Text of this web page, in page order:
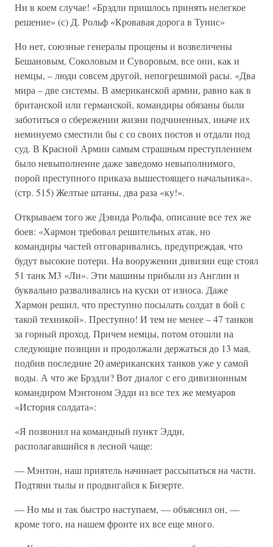
Ни в коем случае! «Брэдли пришлось принять нелегкое
решение» (с) Д. Рольф «Кровавая дорога в Тунис»
Но нет, союзные генералы прощены и возвеличены
Бешановым, Соколовым и Суворовым, все они, как и
немцы, – люди совсем другой, непогрешимой расы. «Два
мира – две системы. В американской армии, равно как в
британской или германской, командиры обязаны были
заботиться о сбережении жизни подчиненных, иначе их
неминуемо сместили бы с со своих постов и отдали под
суд. В Красной Армии самым страшным преступлением
было невыполнение даже заведомо невыполнимого,
порой преступного приказа вышестоящего начальника».
(стр. 515) Желтые штаны, два раза «ку!».
Открываем того же Дэвида Рольфа, описание все тех же
боев: «Хармон требовал решительных атак, но
командиры частей отговаривались, предупреждая, что
будут высокие потери. На вооружении дивизии еще стоял
51 танк М3 «Ли». Эти машины прибыли из Англии и
буквально разваливались на куски от износа. Даже
Хармон решил, что преступно посылать солдат в бой с
такой техникой». Преступно! И тем не менее – 47 танков
за горный проход. Причем немцы, потом отошли на
следующие позиции и продолжали держаться до 13 мая,
подбив последние 20 американских танков уже у самой
воды. А что же Брэдли? Вот диалог с его дивизионным
командиром Мэнтоном Эдди из все тех же мемуаров
«История солдата»:
«Я позвонил на командный пункт Эдди,
располагавшийся в лесной чаще:
— Мэнтон, наш приятель начинает рассыпаться на части.
Подтяни тылы и продвигайся к Бизерте.
— Но мы и так быстро наступаем, — объяснил он, —
кроме того, на нашем фронте их все еще много.